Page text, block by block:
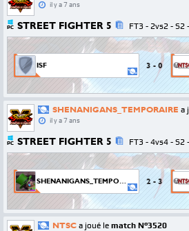
il y a 7 ans
PC STREET FIGHTER 5 FT3 - 2vs2 - S2
ISF 3 - 0
SHENANIGANS_TEMPORAIRE a
il y a 7 ans
PC STREET FIGHTER 5 FT3 - 4vs4 - S2
SHENANIGANS_TEMPORAIRE 2 - 3
NTSC a joué le match N°3520